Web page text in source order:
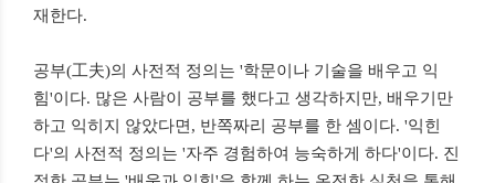
재한다.
공부(工夫)의 사전적 정의는 '학문이나 기술을 배우고 익
힘'이다. 많은 사람이 공부를 했다고 생각하지만, 배우기만
하고 익히지 않았다면, 반쪽짜리 공부를 한 셈이다. '익힌
다'의 사전적 정의는 '자주 경험하여 능숙하게 하다'이다. 진